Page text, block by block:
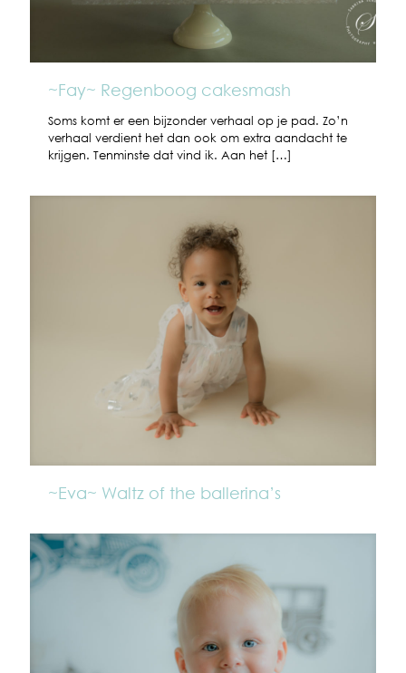
~Fay~ Regenboog cakesmash
Soms komt er een bijzonder verhaal op je pad. Zo’n
verhaal verdient het dan ook om extra aandacht te
krijgen. Tenminste dat vind ik. Aan het […]
~Eva~ Waltz of the ballerina’s